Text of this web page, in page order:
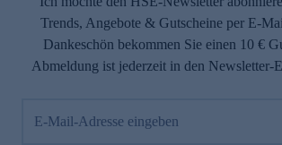
Trends, Angebote & Gutscheine per E-
Dankeschön bekommen Sie einen 10 €
Abmeldung ist jederzeit in den Newsletter-
E-Mail-Adresse eingeben